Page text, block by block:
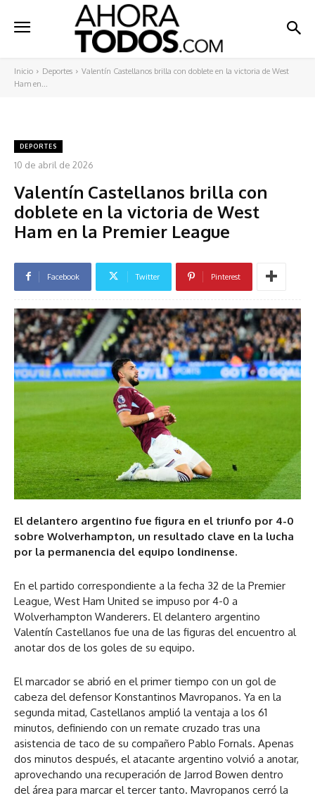
Inicio Deportes
Valentín Castellanos brilla con doblete en la victoria de West
Ham en...
DEPORTES
10 de abril de 2026
Valentín Castellanos brilla con
doblete en la victoria de West
Ham en la Premier League
Facebook Twitter Pinterest
El delantero argentino fue figura en el triunfo por 4-0
sobre Wolverhampton, un resultado clave en la lucha
por la permanencia del equipo londinense.
En el partido correspondiente a la fecha 32 de la Premier
League, West Ham United se impuso por 4-0 a
Wolverhampton Wanderers. El delantero argentino
Valentín Castellanos fue una de las figuras del encuentro al
anotar dos de los goles de su equipo.
El marcador se abrió en el primer tiempo con un gol de
cabeza del defensor Konstantinos Mavropanos. Ya en la
segunda mitad, Castellanos amplió la ventaja a los 61
minutos, definiendo con un remate cruzado tras una
asistencia de taco de su compañero Pablo Fornals. Apenas
dos minutos después, el atacante argentino volvió a anotar,
aprovechando una recuperación de Jarrod Bowen dentro
del área para marcar el tercer tanto. Mavropanos cerró la